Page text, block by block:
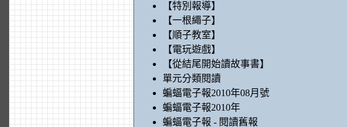
【特別報導】
【一根繩子】
【順子教室】
【電玩遊戲】
【從結尾開始讀故事書】
單元分類閱讀
蝙蝠電子報2010年08月號
蝙蝠電子報2010年
蝙蝠電子報 - 閱讀舊報